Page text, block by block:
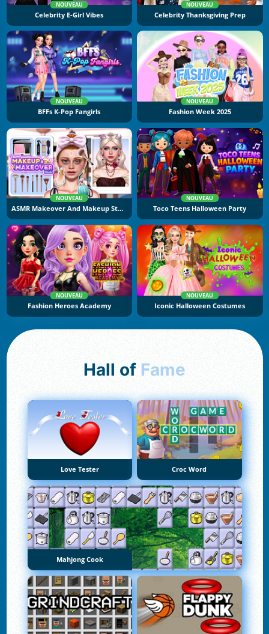
NOUVEAU
Celebrity E-Girl Vibes
NOUVEAU
Celebrity Thanksgiving Prep
NOUVEAU
BFFs K-Pop Fangirls
NOUVEAU
Fashion Week 2025
NOUVEAU
ASMR Makeover And Makeup Studio
NOUVEAU
Toco Teens Halloween Party
NOUVEAU
Fashion Heroes Academy
NOUVEAU
Iconic Halloween Costumes
Hall of Fame
Love Tester Croc Word
Mahjong Cook